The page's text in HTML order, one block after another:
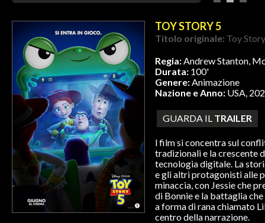
TOY STORY 5
Titolo originale: Toy
Regia:Andrew Stanton,
Durata: 100'
Genere:Animazione
Nazione e Anno: USA,
GUARDA IL TRAILER
l film si concentra sul
tradizionali e la crescente
tecnologia digitale. La
e gli altri protagonisti alle
minaccia, con Jessie che
di Bonnie e la battaglia
a forma di rana chiamato
centro della narrazione.